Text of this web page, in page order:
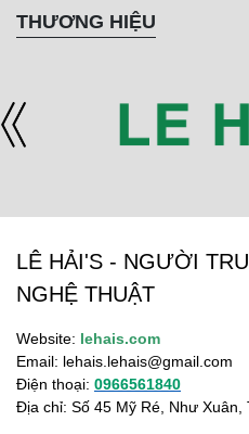
THƯƠNG HIỆU
LÊ HẢI'S - NGƯỜI
NGHỆ THUẬT
Website: lehais.com
Email: lehais.lehais@gmail.com
Điện thoại: 0966561840
Địa chỉ: Số 45 Mỹ Ré, Như Xuân,